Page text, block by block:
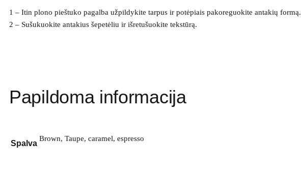
1 – Itin plono pieštuko pagalba užpildykite tarpus ir potėpiais pakoreguokite antakių formą.
2 – Sušukuokite antakius šepetėliu ir išretušuokite tekstūrą.
Papildoma informacija
Spalva
Brown, Taupe, caramel, espresso